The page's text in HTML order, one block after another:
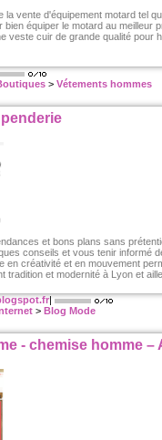
la vente d'équipement motard tel
bien équiper le motard au meilleur
veste cuir de grande qualité pour
> Vétements hommes
et bons plans sans
conseils et vous tenir informé
en créativité et en mouvement
tradition et modernité à Lyon et
|
> Blog Mode
- chemise homme –